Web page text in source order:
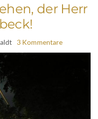
der Herr
3 Kommentare